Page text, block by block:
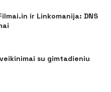
ir Linkomanija: DNS
su gimtadieniu